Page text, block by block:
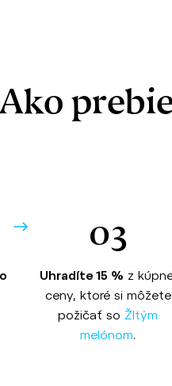
Ako
03
Uhradíte 15 % z
ceny, ktoré si môžete
požičať so Žltým
melónom.